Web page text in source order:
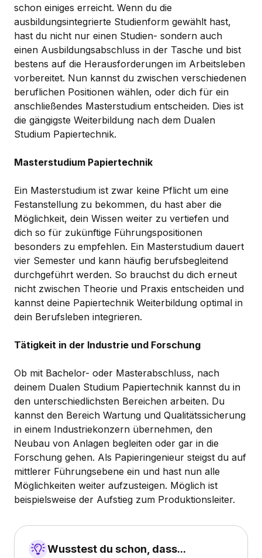
schon einiges erreicht. Wenn du die
ausbildungsintegrierte Studienform gewählt hast,
hast du nicht nur einen Studien- sondern auch
einen Ausbildungsabschluss in der Tasche und bist
bestens auf die Herausforderungen im Arbeitsleben
vorbereitet. Nun kannst du zwischen verschiedenen
beruflichen Positionen wählen, oder dich für ein
anschließendes Masterstudium entscheiden. Dies ist
die gängigste Weiterbildung nach dem Dualen
Studium Papiertechnik.
Masterstudium Papiertechnik
Ein Masterstudium ist zwar keine Pflicht um eine
Festanstellung zu bekommen, du hast aber die
Möglichkeit, dein Wissen weiter zu vertiefen und
dich so für zukünftige Führungspositionen
besonders zu empfehlen. Ein Masterstudium dauert
vier Semester und kann häufig berufsbegleitend
durchgeführt werden. So brauchst du dich erneut
nicht zwischen Theorie und Praxis entscheiden und
kannst deine Papiertechnik Weiterbildung optimal in
dein Berufsleben integrieren.
Tätigkeit in der Industrie und Forschung
Ob mit Bachelor- oder Masterabschluss, nach
deinem Dualen Studium Papiertechnik kannst du in
den unterschiedlichsten Bereichen arbeiten. Du
kannst den Bereich Wartung und Qualitätssicherung
in einem Industriekonzern übernehmen, den
Neubau von Anlagen begleiten oder gar in die
Forschung gehen. Als Papieringenieur steigst du auf
mittlerer Führungsebene ein und hast nun alle
Möglichkeiten weiter aufzusteigen. Möglich ist
beispielsweise der Aufstieg zum Produktionsleiter.
Wusstest du schon, dass...